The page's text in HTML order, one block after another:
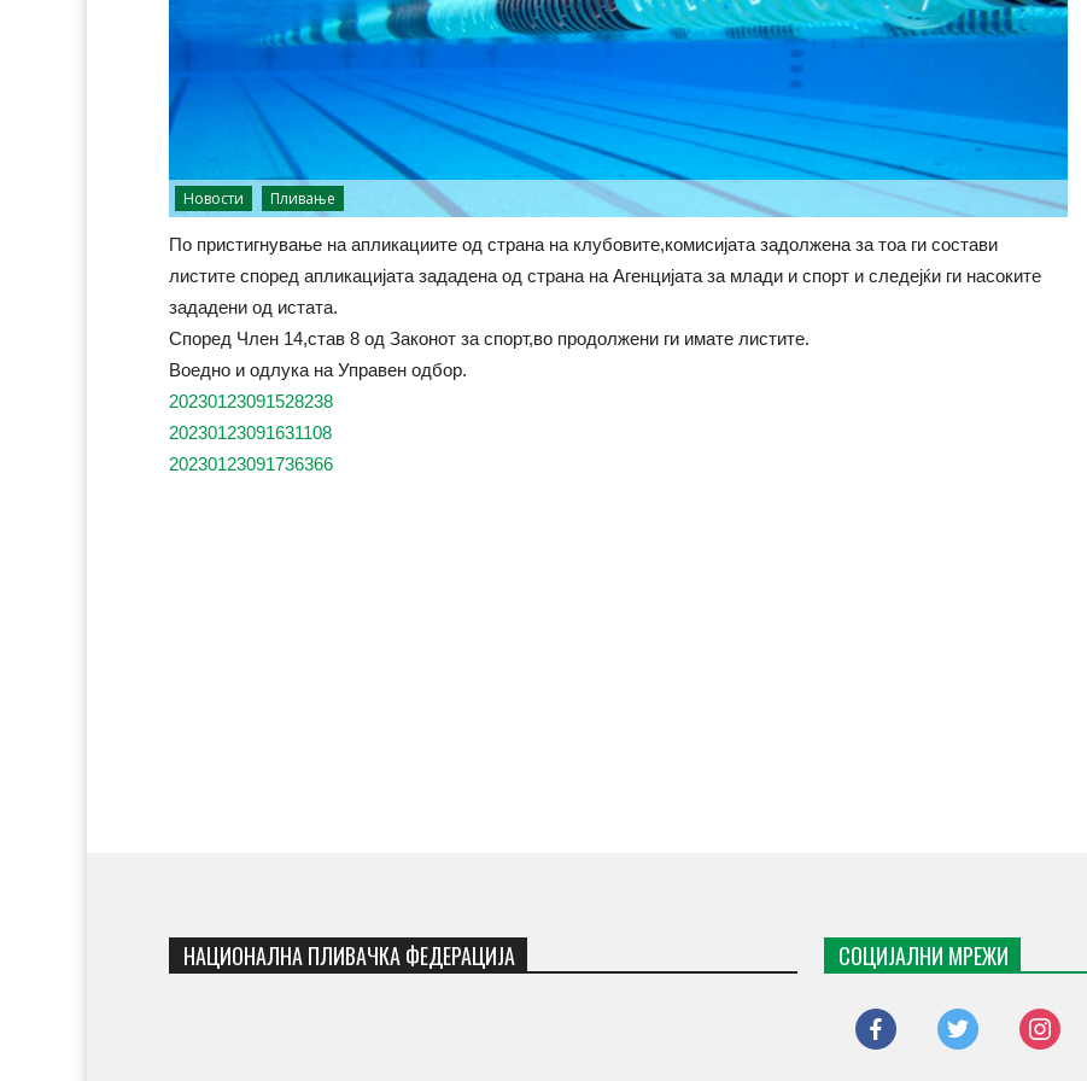
Новости Пливање
По пристигнување на апликациите од страна на клубовите,комисијата задолжена за тоа ги состави
листите според апликацијата зададена од страна на Агенцијата за млади и спорт и следејќи ги насоките
зададени од истата.
Според Член 14,став 8 од Законот за спорт,во продолжени ги имате листите.
Воедно и одлука на Управен одбор.
20230123091528238
20230123091631108
20230123091736366
НАЦИОНАЛНА ПЛИВАЧКА ФЕДЕРАЦИЈА СОЦИЈАЛНИ МРЕЖИ
facebook twitter instagram